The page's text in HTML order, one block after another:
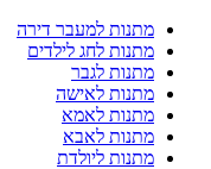
מתנות למעבר דירה
מתנות לחג לילדים
מתנות לגבר
מתנות לאישה
מתנות לאמא
מתנות לאבא
מתנות ליולדת